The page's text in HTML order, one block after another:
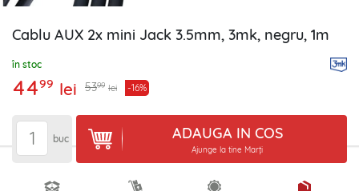
Cablu AUX 2x mini Jack 3.5mm, 3mk, negru, 1m
în stoc
4499 lei 5399 lei -16%
buc ADAUGA IN COS
Ajunge la tine Marți